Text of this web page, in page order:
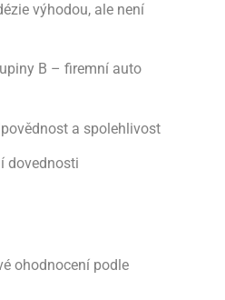
výhodou, ale není
B – firemní auto
a spolehlivost
dovednosti
ohodnocení podle